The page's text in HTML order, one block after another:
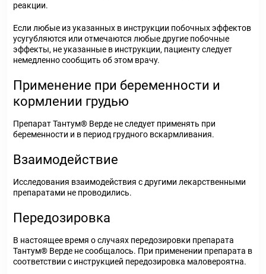
реакции.
Если любые из указанных в инструкции побочных эффектов
усугубляются или отмечаются любые другие побочные
эффекты, не указанные в инструкции, пациенту следует
немедленно сообщить об этом врачу.
Применение при беременности и
кормлении грудью
Препарат Тантум® Верде не следует применять при
беременности и в период грудного вскармливания.
Взаимодействие
Исследования взаимодействия с другими лекарственными
препаратами не проводились.
Передозировка
В настоящее время о случаях передозировки препарата
Тантум® Верде не сообщалось. При применении препарата в
соответствии с инструкцией передозировка маловероятна.